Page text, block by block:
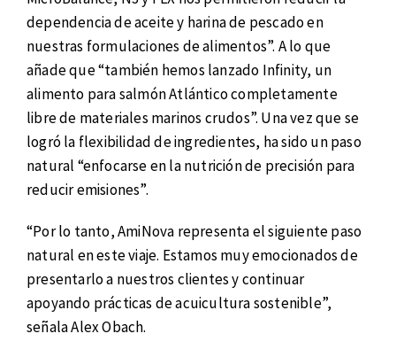
dependencia de aceite y harina de pescado en
nuestras formulaciones de alimentos”. A lo que
añade que “también hemos lanzado Infinity, un
alimento para salmón Atlántico completamente
libre de materiales marinos crudos”. Una vez que se
logró la flexibilidad de ingredientes, ha sido un paso
natural “enfocarse en la nutrición de precisión para
reducir emisiones”.
“Por lo tanto, AmiNova representa el siguiente paso
natural en este viaje. Estamos muy emocionados de
presentarlo a nuestros clientes y continuar
apoyando prácticas de acuicultura sostenible”,
señala Alex Obach.